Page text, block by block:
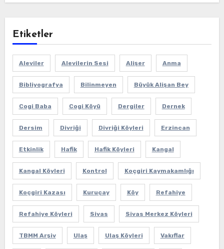
Etiketler
Aleviler Alevilerin Sesi Alişer Anma
Bibliyografya Bilinmeyen Büyük Alişan Bey
Cogi Baba Cogi Köyü Dergiler Dernek
Dersim Divriği Divriği Köyleri Erzincan
Etkinlik Hafik Hafik Köyleri Kangal
Kangal Köyleri Kontrol Koçgiri Kaymakamlığı
Koçgiri Kazası Kuruçay Köy Refahiye
Refahiye Köyleri Sivas Sivas Merkez Köyleri
TBMM Arşiv Ulaş Ulaş Köyleri Vakıflar